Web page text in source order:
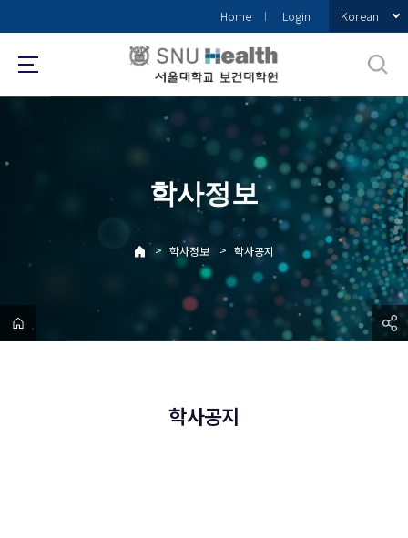
로
메
Home Login Korean
학사정보
> 학사정보 > 학사공지
학사공지